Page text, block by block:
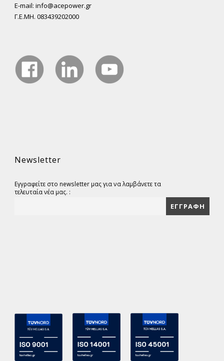
E-mail: info@acepower.gr
Γ.Ε.ΜΗ. 083439202000
Newsletter
Εγγραφείτε στο newsletter μας για να λαμβάνετε τα
τελευταία νέα μας. :